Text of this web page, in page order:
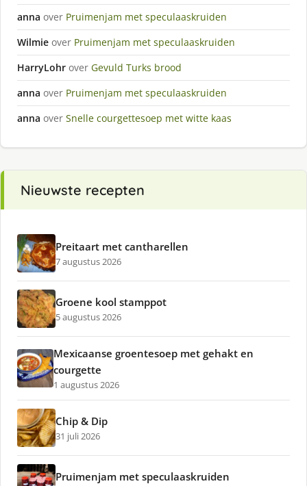
anna over Pruimenjam met speculaaskruiden
Wilmie over Pruimenjam met speculaaskruiden
HarryLohr over Gevuld Turks brood
anna over Pruimenjam met speculaaskruiden
anna over Snelle courgettesoep met witte kaas
Nieuwste recepten
Preitaart met cantharellen
7 augustus 2026
Groene kool stamppot
5 augustus 2026
Mexicaanse groentesoep met gehakt en
courgette
1 augustus 2026
Chip & Dip
31 juli 2026
Pruimenjam met speculaaskruiden